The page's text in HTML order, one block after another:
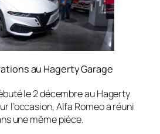
au Hagerty Garage
le 2 décembre auHagerty
l’occasion, Alfa Romeo a réuni
une même pièce.